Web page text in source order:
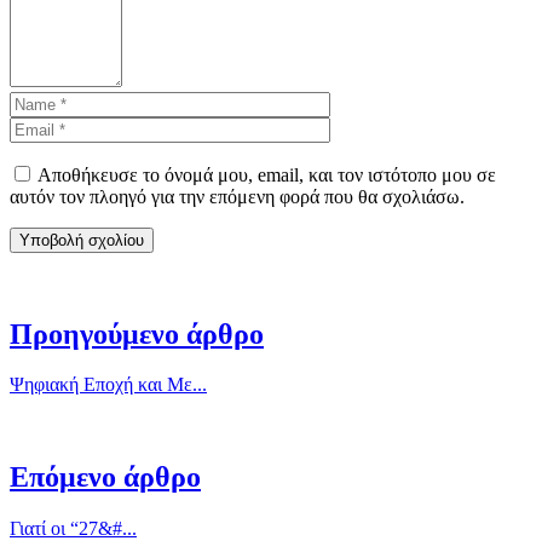
Αποθήκευσε το όνομά μου, email, και τον ιστότοπο μου σε
αυτόν τον πλοηγό για την επόμενη φορά που θα σχολιάσω.
Προηγούμενο άρθρο
Ψηφιακή Εποχή και Με...
Επόμενο άρθρο
Γιατί οι “27&#...